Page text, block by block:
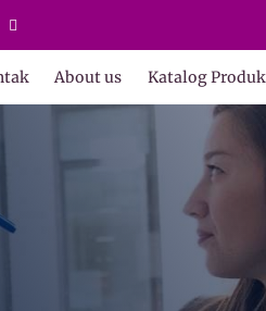
HIDUP
About us Katalog Produk